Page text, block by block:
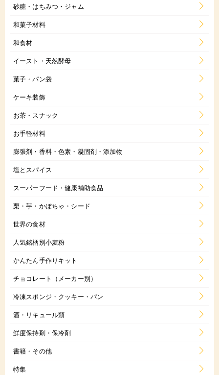
砂糖・はちみつ・ジャム
和菓子材料
和食材
イースト・天然酵母
菓子・パン袋
ケーキ装飾
お茶・スナック
お手軽材料
膨張剤・香料・色素・凝固剤・添加物
塩とスパイス
スーパーフード・健康補助食品
栗・芋・かぼちゃ・シード
世界の食材
人気銘柄別小麦粉
かんたん手作りキット
チョコレート（メーカー別）
冷凍スポンジ・クッキー・パン
酒・リキュール類
鮮度保持剤・保冷剤
書籍・その他
特集